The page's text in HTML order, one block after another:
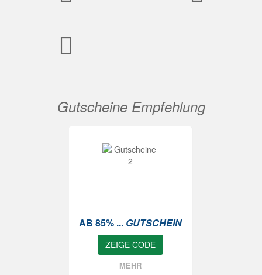
Gutscheine Empfehlung
AB 85% ... GUTSCHEIN
ZEIGE CODE
MEHR